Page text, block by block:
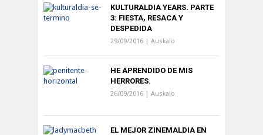
KULTURALDIA YEARS. PARTE
3: FIESTA, RESACA Y
DESPEDIDA
29/09/2016 | Auskalo
HE APRENDIDO DE MIS
HERRORES.
26/09/2016 | Auskalo
EL MEJOR ZINEMALDIA EN